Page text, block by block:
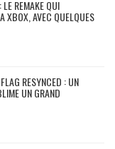
REMAKE QUI
XBOX, AVEC QUELQUES
RESYNCED : UN
UN GRAND